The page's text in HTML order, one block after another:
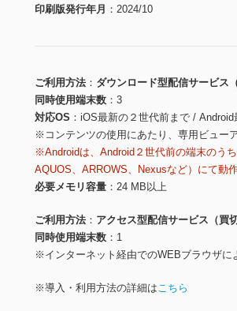
印刷版発行年月
2024/10
ご利用方法
ダウンロード型配信サービス
同時使用端末数
3
対応OS
iOS最新の２世代前まで /
※コンテンツの使用にあたり、専用ビュー
※Androidは、Android２世代前の端末のう
AQUOS、ARROWS、Nexusなど）にて動
必要メモリ容量
24 MB以上
ご利用方法
アクセス型配信サービス（買切
同時使用端末数
1
※インターネット経由でのWEBブラウザに
※導入・利用方法の詳細はこちら